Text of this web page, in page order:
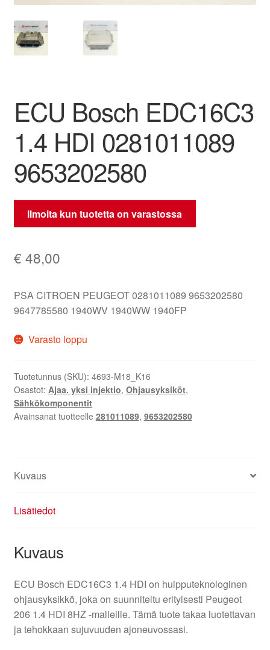
Tarkista
Valitukset
ECU Bosch EDC16C3
1.4 HDI 0281011089
9653202580
Ilmoita kun tuotetta on varastossa
€ 48,00
PSA CITROEN PEUGEOT 0281011089 9653202580
9647785580 1940WV 1940WW 1940FP
Varasto loppu
Tuotetunnus (SKU): 4693-M18_K16
Osastot: Ajaa. yksi injektio, Ohjausyksiköt,
Sähkökomponentit
Avainsanat tuotteelle 281011089, 9653202580
Kuvaus
Lisätiedot
Kuvaus
ECU Bosch EDC16C3 1.4 HDI on huipputeknologinen
ohjausyksikkö, joka on suunniteltu erityisesti Peugeot
206 1.4 HDI 8HZ -malleille. Tämä tuote takaa luotettavan
ja tehokkaan sujuvuuden ajoneuvossasi.